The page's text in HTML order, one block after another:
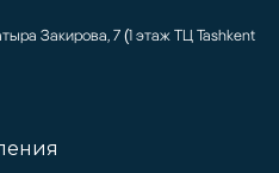
Закирова, 7 (1 этаж ТЦ Tashkent